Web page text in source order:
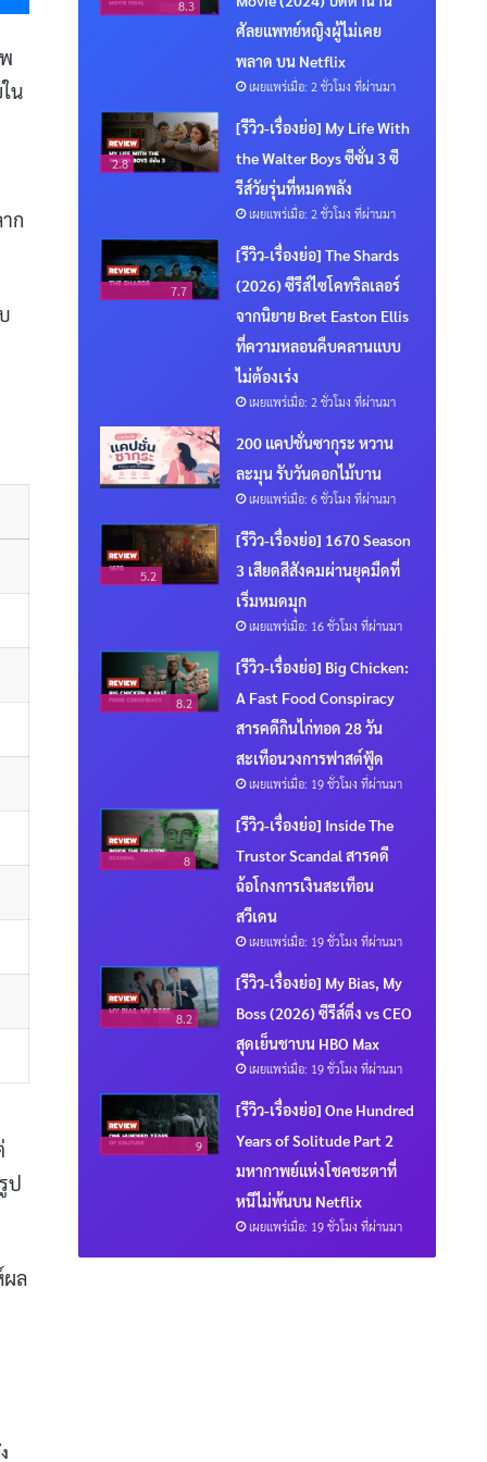
น
ก
ป
ผล
8.3
ศัลยแพทย์หญิงผู้ไม่เคย
พลาด บน Netflix
เผยแพร่เมื่อ: 2 ชั่วโมง ที่ผ่านมา
2.8
[รีวิว-เรื่องย่อ] My Life With
the Walter Boys ซีซั่น 3 ซี
รีส์วัยรุ่นที่หมดพลัง
เผยแพร่เมื่อ: 2 ชั่วโมง ที่ผ่านมา
7.7
[รีวิว-เรื่องย่อ] The Shards
(2026) ซีรีส์ไซโคทริลเลอร์
จากนิยาย Bret Easton Ellis
ที่ความหลอนคืบคลานแบบ
ไม่ต้องเร่ง
เผยแพร่เมื่อ: 2 ชั่วโมง ที่ผ่านมา
200 แคปชั่นซากุระ หวาน
ละมุน รับวันดอกไม้บาน
เผยแพร่เมื่อ: 6 ชั่วโมง ที่ผ่านมา
5.2
[รีวิว-เรื่องย่อ] 1670 Season
3 เสียดสีสังคมผ่านยุคมืดที่
เริ่มหมดมุก
เผยแพร่เมื่อ: 16 ชั่วโมง ที่ผ่านมา
8.2
[รีวิว-เรื่องย่อ] Big Chicken:
A Fast Food Conspiracy
สารคดีกินไก่ทอด 28 วัน
สะเทือนวงการฟาสต์ฟู้ด
เผยแพร่เมื่อ: 19 ชั่วโมง ที่ผ่านมา
8
[รีวิว-เรื่องย่อ] Inside The
Trustor Scandal สารคดี
ฉ้อโกงการเงินสะเทือน
สวีเดน
เผยแพร่เมื่อ: 19 ชั่วโมง ที่ผ่านมา
8.2
[รีวิว-เรื่องย่อ] My Bias, My
Boss (2026) ซีรีส์ติ่ง vs CEO
สุดเย็นชาบน HBO Max
เผยแพร่เมื่อ: 19 ชั่วโมง ที่ผ่านมา
9
[รีวิว-เรื่องย่อ] One Hundred
Years of Solitude Part 2
มหากาพย์แห่งโชคชะตาที่
หนีไม่พ้นบน Netflix
เผยแพร่เมื่อ: 19 ชั่วโมง ที่ผ่านมา